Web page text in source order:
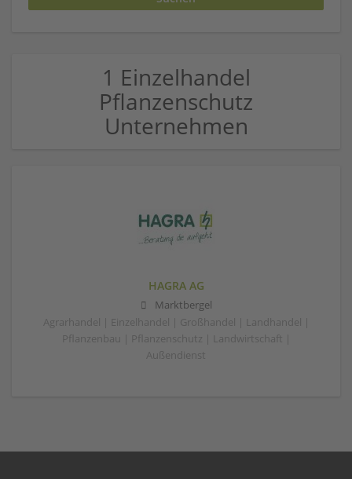
1 Einzelhandel
Pflanzenschutz
Unternehmen
HAGRA AG
Marktbergel
Agrarhandel | Einzelhandel | Großhandel | Landhandel |
Pflanzenbau | Pflanzenschutz | Landwirtschaft |
Außendienst